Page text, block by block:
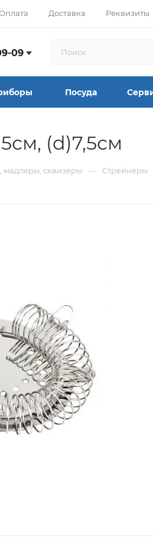
Доставка Реквизиты
09
Посуда
(d)7,5см
сквизеры — Стрейнеры